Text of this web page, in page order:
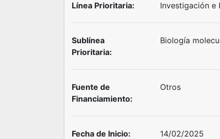
Línea Prioritaria: Investigación e
Sublínea
Prioritaria:
Biología
Fuente de
Financiamiento:
Otros
Fecha de Inicio: 14/02/2025